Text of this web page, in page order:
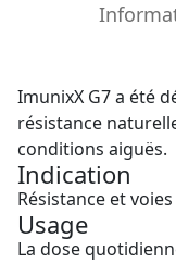
ImunixX G7 a été
résistance
conditions aiguës.
Indication
Résistance et
Usage
La dose